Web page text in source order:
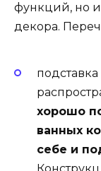
функций, но
декора.
хорошо
ванных
себе и